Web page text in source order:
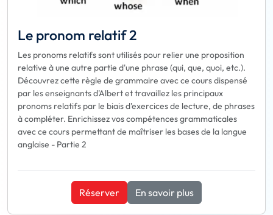
Le pronom relatif 2
Les pronoms relatifs sont utilisés pour relier une proposition
relative à une autre partie d'une phrase (qui, que, quoi, etc.).
Découvrez cette règle de grammaire avec ce cours dispensé
par les enseignants d'Albert et travaillez les principaux
pronoms relatifs par le biais d'exercices de lecture, de phrases
à compléter. Enrichissez vos compétences grammaticales
avec ce cours permettant de maîtriser les bases de la langue
anglaise - Partie 2
Réserver En savoir plus